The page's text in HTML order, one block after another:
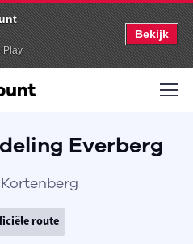
Play
Bekijk
Everberg
Kortenberg
route